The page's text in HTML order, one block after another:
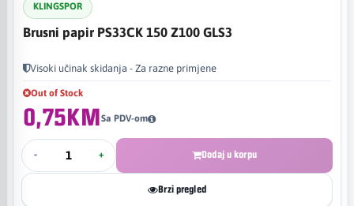
KLINGSPOR
Brusni papir PS33CK 150 Z100 GLS3
Visoki učinak skidanja - Za razne primjene
Out of Stock
0,75KMSa PDV-om
- + Dodaj u korpu
Brzi pregled